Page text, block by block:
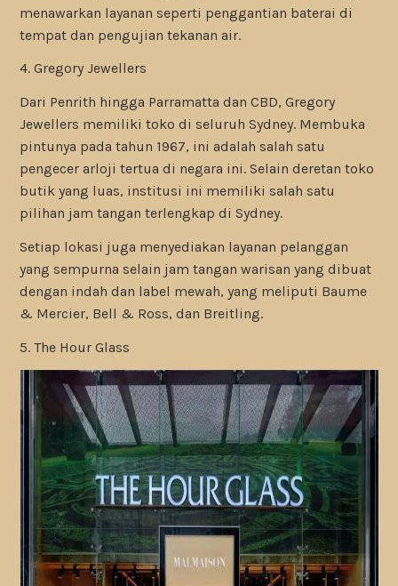
menawarkan layanan seperti penggantian baterai di
tempat dan pengujian tekanan air.
4. Gregory Jewellers
Dari Penrith hingga Parramatta dan CBD, Gregory
Jewellers memiliki toko di seluruh Sydney. Membuka
pintunya pada tahun 1967, ini adalah salah satu
pengecer arloji tertua di negara ini. Selain deretan toko
butik yang luas, institusi ini memiliki salah satu
pilihan jam tangan terlengkap di Sydney.
Setiap lokasi juga menyediakan layanan pelanggan
yang sempurna selain jam tangan warisan yang dibuat
dengan indah dan label mewah, yang meliputi Baume
& Mercier, Bell & Ross, dan Breitling.
5. The Hour Glass